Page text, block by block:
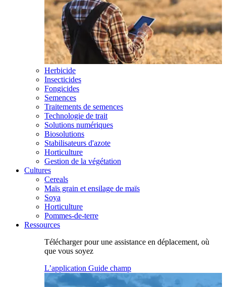
Herbicide
Insecticides
Fongicides
Semences
Traitements de semences
Technologie de trait
Solutions numériques
Biosolutions
Stabilisateurs d'azote
Horticulture
Gestion de la végétation
Cultures
Cereals
Maïs grain et ensilage de maïs
Soya
Horticulture
Pommes-de-terre
Ressources
Télécharger pour une assistance en déplacement, où
que vous soyez
L’application Guide champ